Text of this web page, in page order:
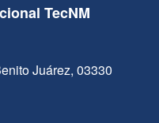
TecNM
Juárez, 03330